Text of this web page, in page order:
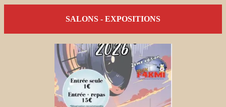
SALONS - EXPOSITIONS